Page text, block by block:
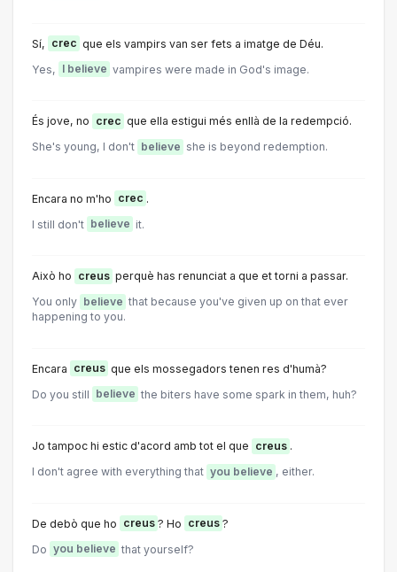
Sí, crec que els vampirs van ser fets a imatge de Déu.
Yes,
I believe vampires were made in God's image.
És jove, no crec que ella estigui més enllà de la redempció.
She's young, I don't believe she is beyond redemption.
Encara no m'ho crec .
I still don't believe it.
Això ho creus perquè has renunciat a que et torni a passar.
You only believe that because you've given up on that ever
happening to you.
Encara creus que els mossegadors tenen res d'humà?
Do you still
believe the biters have some spark in them, huh?
Jo tampoc hi estic d'acord amb tot el que creus .
I don't agree with everything that you believe , either.
De debò que ho creus ? Ho creus ?
Do you believe that yourself?